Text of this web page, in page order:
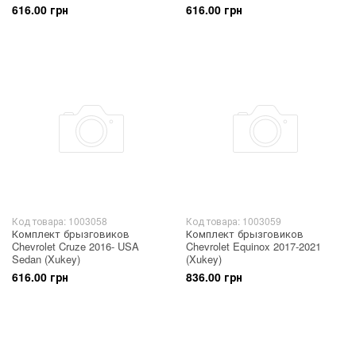
616.00 грн 616.00 грн
Код товара: 1003058
Комплект брызговиков
Chevrolet Cruze 2016- USA
Sedan (Xukey)
616.00 грн
Код товара: 1003059
Комплект брызговиков
Chevrolet Equinox 2017-2021
(Xukey)
836.00 грн